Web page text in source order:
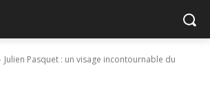
Julien Pasquet : un visage incontournable du